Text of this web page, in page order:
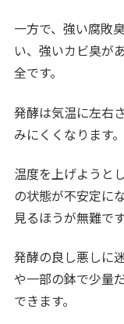
一方で、強い腐敗
い、強いカビ臭が
全です。
発酵は気温に左右
みにくくなります。
温度を上げようと
の状態が不安定に
見るほうが無難です
発酵の良し悪しに
や一部の鉢で少量
できます。